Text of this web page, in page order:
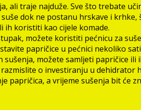
ali traje najduže. Sve što trebate
dok ne postanu hrskave i
ih koristiti kao cijele komade.
možete koristiti pećnicu za
papričice u pećnici nekoliko
možete samljeti papričice ili
o investiranju u
papričica, a vrijeme sušenja bit će